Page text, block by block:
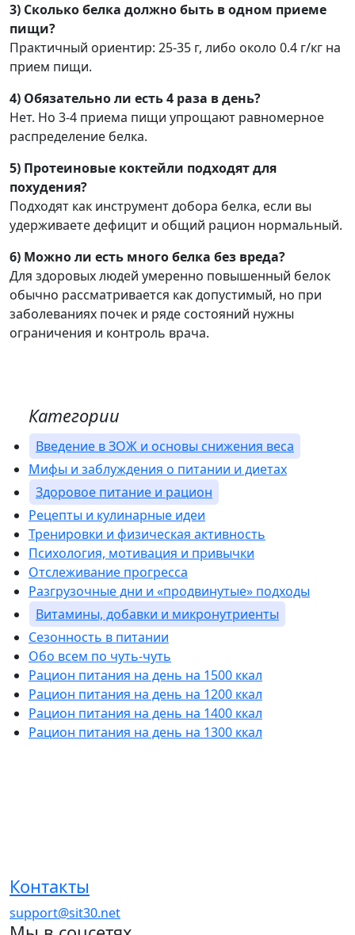
3) Сколько белка должно быть в одном приеме
пищи?
Практичный ориентир: 25-35 г, либо около 0.4 г/кг на
прием пищи.
4) Обязательно ли есть 4 раза в день?
Нет. Но 3-4 приема пищи упрощают равномерное
распределение белка.
5) Протеиновые коктейли подходят для
похудения?
Подходят как инструмент добора белка, если вы
удерживаете дефицит и общий рацион нормальный.
6) Можно ли есть много белка без вреда?
Для здоровых людей умеренно повышенный белок
обычно рассматривается как допустимый, но при
заболеваниях почек и ряде состояний нужны
ограничения и контроль врача.
Категории
Введение в ЗОЖ и основы снижения веса
Мифы и заблуждения о питании и диетах
Здоровое питание и рацион
Рецепты и кулинарные идеи
Тренировки и физическая активность
Психология, мотивация и привычки
Отслеживание прогресса
Разгрузочные дни и «продвинутые» подходы
Витамины, добавки и микронутриенты
Сезонность в питании
Обо всем по чуть-чуть
Рацион питания на день на 1500 ккал
Рацион питания на день на 1200 ккал
Рацион питания на день на 1400 ккал
Рацион питания на день на 1300 ккал
Контакты
support@sit30.net